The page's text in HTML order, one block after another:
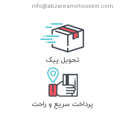
info@abzareamirhossein.com
تحویل پیک
پرداخت سریع و راحت